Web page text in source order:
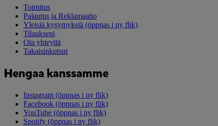
Toimitus
Palautus ja Reklamaatio
Yleisiä kysymyksiä (öppnas i ny flik)
Tilaukseni
Ota yhteyttä
Takaisinkutsut
Hengaa kanssamme
Instagram (öppnas i ny flik)
Facebook (öppnas i ny flik)
YouTube (öppnas i ny flik)
Spotify (öppnas i ny flik)